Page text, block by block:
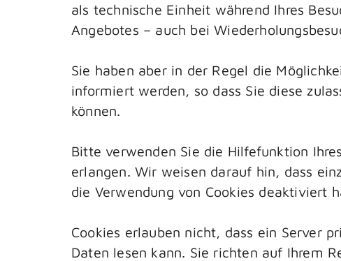
als technische Einheit während Ihres
Angebotes – auch bei
Sie haben aber in der Regel die
informiert werden, so dass Sie diese
können.
Bitte verwenden Sie die Hilfefunktion
erlangen. Wir weisen darauf hin, dass
die Verwendung von Cookies deaktiviert
Cookies erlauben nicht, dass ein Server
Daten lesen kann. Sie richten auf Ihrem